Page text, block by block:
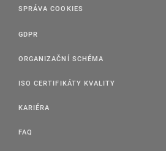
SPRÁVA COOKIES
GDPR
ORGANIZAČNÍ SCHÉMA
ISO CERTIFIKÁTY KVALITY
KARIÉRA
FAQ